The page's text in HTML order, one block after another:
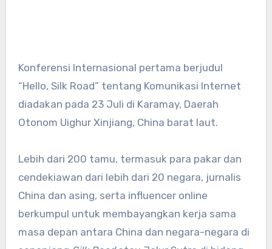
Konferensi Internasional pertama berjudul
“Hello, Silk Road” tentang Komunikasi Internet
diadakan pada 23 Juli di Karamay, Daerah
Otonom Uighur Xinjiang, China barat laut.
Lebih dari 200 tamu, termasuk para pakar dan
cendekiawan dari lebih dari 20 negara, jurnalis
China dan asing, serta influencer online
berkumpul untuk membayangkan kerja sama
masa depan antara China dan negara-negara di